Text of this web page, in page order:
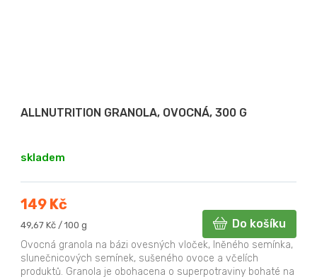
ALLNUTRITION GRANOLA, OVOCNÁ, 300 G
skladem
149 Kč
Měrná
49,67 Kč / 100 g Do košíku
Ovocná granola na bázi ovesných vloček, lněného semínka,
slunečnicových semínek, sušeného ovoce a včelích
produktů. Granola je obohacena o superpotraviny bohaté na